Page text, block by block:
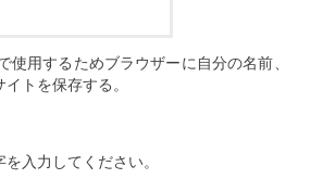
使用するためブラウザーに自分の名前、
トを保存する。
入力してください。